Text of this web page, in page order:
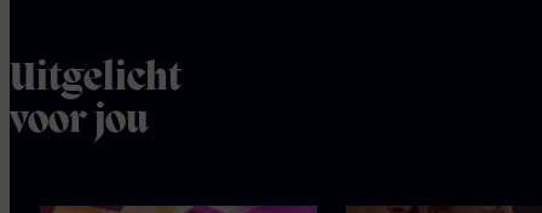
Uitgelicht
voor jou